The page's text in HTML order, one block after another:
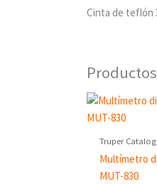
Cinta de teflón
Truper
Multímetro
MUT-830